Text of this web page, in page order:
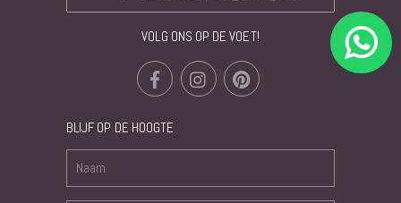
VOLG ONS OP DE VOET!
BLIJF OP DE HOOGTE